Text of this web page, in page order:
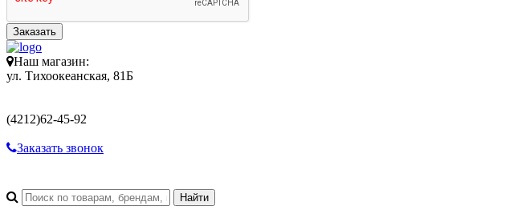
Заказать
Наш магазин:
ул. Тихоокеанская, 81Б
(4212)62-45-92
Заказать звонок